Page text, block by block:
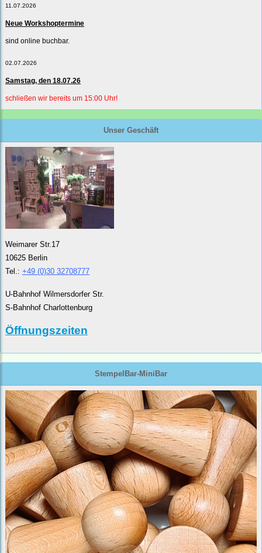
11.07.2026
Neue Workshoptermine
sind online buchbar.
02.07.2026
Samstag, den 18.07.26
schließen wir bereits um 15:00 Uhr!
Unser Geschäft
Weimarer Str.17
10625 Berlin
Tel.: +49 (0)30 32708777
U-Bahnhof Wilmersdorfer Str.
S-Bahnhof Charlottenburg
Öffnungszeiten
StempelBar-MiniBar